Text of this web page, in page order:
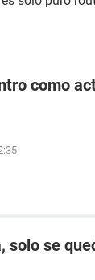
como
solo se